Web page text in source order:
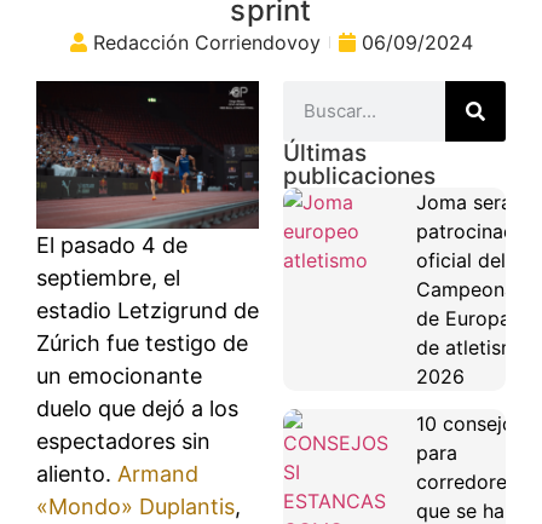
sprint
Redacción Corriendovoy 06/09/2024
El pasado 4 de
septiembre, el
estadio Letzigrund de
Zúrich fue testigo de
un emocionante
duelo que dejó a los
espectadores sin
aliento. Armand
«Mondo» Duplantis,
Últimas
publicaciones
Joma será
patrocinador
oficial del
Campeonato
de Europa
de atletismo
2026
10 consejos
para
corredores
que se han